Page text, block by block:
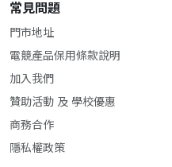
常見問題
門市地址
電競產品保用條款說明
加入我們
贊助活動 及 學校優惠
商務合作
隱私權政策